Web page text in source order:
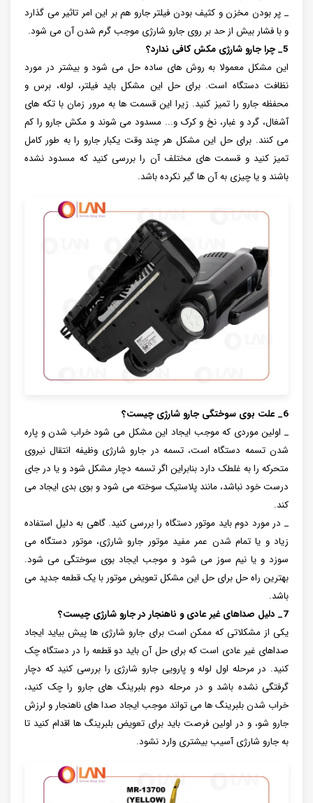
_ پر بودن مخزن و کثیف بودن فیلتر جارو هم بر این امر تاثیر می گذارد
و با فشار بیش از حد بر روی جارو شارژی موجب گرم شدن آن می شود.
5_ چرا جارو شارژی مکش کافی ندارد؟
این مشکل معمولا به روش های ساده حل می شود و بیشتر در مورد
نظافت دستگاه است. برای حل این مشکل باید فیلتر، لوله، برس و
محفظه جارو را تمیز کنید. زیرا این قسمت ها به مرور زمان با تکه های
آشغال، گرد و غبار، نخ و کرک و... مسدود می شوند و مکش جارو را کم
می کنند. برای حل این مشکل هر چند وقت یکبار جارو را به طور کامل
تمیز کنید و قسمت های مختلف آن را بررسی کنید که مسدود نشده
باشند و یا چیزی به آن ها گیر نکرده باشد.
6_ علت بوی سوختگی جارو شارژی چیست؟
_ اولین موردی که موجب ایجاد این مشکل می شود خراب شدن و پاره
شدن تسمه دستگاه است، تسمه در جارو شارژی وظیفه انتقال نیروی
متحرکه را به غلطک دارد بنابراین اگر تسمه دچار مشکل شود و یا در جای
درست خود نباشد، مانند پلاستیک سوخته می شود و بوی بدی ایجاد می
کند.
_ در مورد دوم باید موتور دستگاه را بررسی کنید. گاهی به دلیل استفاده
زیاد و یا تمام شدن عمر مفید موتور جارو شارژی، موتور دستگاه می
سوزد و یا نیم سوز می شود و موجب ایجاد بوی سوختگی می شود.
بهترین راه حل برای حل این مشکل تعویض موتور با یک قطعه جدید می
باشد.
7_ دلیل صداهای غیر عادی و ناهنجار در جارو شارژی چیست؟
یکی از مشکلاتی که ممکن است برای جارو شارژی ها پیش بیاید ایجاد
صداهای غیر عادی است که برای حل آن باید دو قطعه را در دستگاه چک
کنید. در مرحله اول لوله و پارویی جارو شارژی را بررسی کنید که دچار
گرفتگی نشده باشد و در مرحله دوم بلبرینگ های جارو را چک کنید،
خراب شدن بلبرینگ ها می تواند موجب ایجاد صدا های ناهنجار و لرزش
جارو شو، و در اولین فرصت باید برای تعویض بلبرینگ ها اقدام کنید تا
به جارو شارژی آسیب بیشتری وارد نشود.